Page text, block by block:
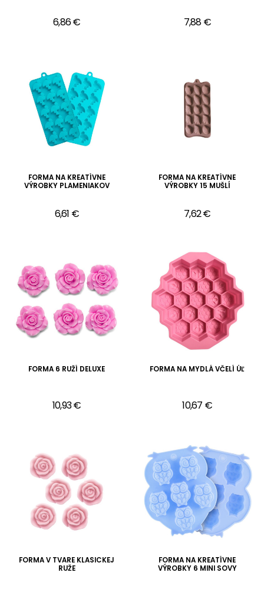
6,86 € 7,88 €
FORMA NA KREATÍVNE
VÝROBKY PLAMENIAKOV
6,61 €
FORMA NA KREATÍVNE
VÝROBKY 15 MUŠLÍ
7,62 €
FORMA 6 RUŽÍ DELUXE
10,93 €
FORMA NA MYDLÁ VČELÍ ÚĽ
10,67 €
FORMA V TVARE KLASICKEJ
RUŽE
FORMA NA KREATÍVNE
VÝROBKY 6 MINI SOVY